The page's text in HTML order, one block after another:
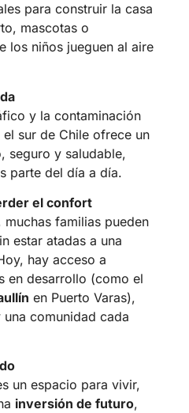
para construir la casa
mascotas o
los niños jueguen al aire
y la contaminación
sur de Chile ofrece un
seguro y saludable,
parte del día a día.
el confort
familias pueden
estar atadas a una
hay acceso a
en desarrollo (como el
en Puerto Varas),
comunidad cada
un espacio para vivir,
inversión de futuro,